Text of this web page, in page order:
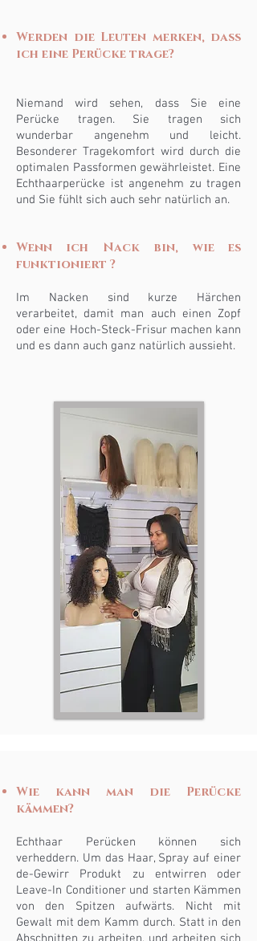
Werden die Leuten merken, dass
ich eine Perücke trage?
Niemand wird sehen, dass Sie eine
Perücke tragen. Sie tragen sich
wunderbar angenehm und leicht.
Besonderer Tragekomfort wird durch die
optimalen Passformen gewährleistet. Eine
Echthaarperücke ist angenehm zu tragen
und Sie fühlt sich auch sehr natürlich an.
Wenn ich Nackbin, wie es
funktioniert ?
Im Nacken sind kurze Härchen
verarbeitet, damit man auch einen Zopf
oder eine Hoch-Steck-Frisur machen kann
und es dann auch ganz natürlich aussieht.
Wie kann man die Perücke
kämmen?
Echthaar Perücken können sich
verheddern. Um das Haar, Spray auf einer
de-Gewirr Produkt zu entwirren oder
Leave-In Conditioner und starten Kämmen
von den Spitzen aufwärts. Nicht mit
Gewalt mit dem Kamm durch. Statt in den